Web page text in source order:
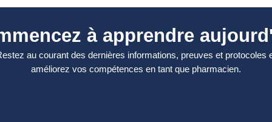
à apprendre
au courant des dernières informations, preuves et protocoles
améliorez vos compétences en tant que pharmacien.